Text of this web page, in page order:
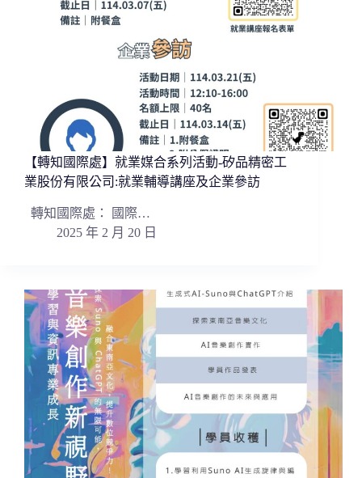
【轉知國際處】就業媒合系列活動-矽品精密工
業股份有限公司:就業輔導講座及企業參訪
轉知國際處： 國際…
2025 年 2 月 20 日